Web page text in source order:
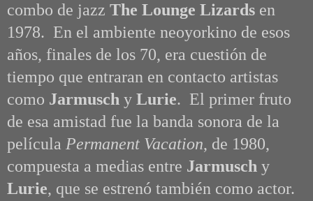
combo de jazz The Lounge Lizards en
1978. En el ambiente neoyorkino de esos
años, finales de los 70, era cuestión de
tiempo que entraran en contacto artistas
como Jarmusch y Lurie. El primer fruto
de esa amistad fue la banda sonora de la
película Permanent Vacation, de 1980,
compuesta a medias entre Jarmusch y
Lurie, que se estrenó también como actor.